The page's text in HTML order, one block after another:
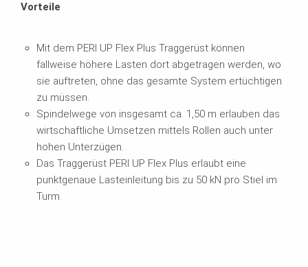
Vorteile
Mit dem PERI UP Flex Plus Traggerüst können
fallweise höhere Lasten dort abgetragen werden, wo
sie auftreten, ohne das gesamte System ertüchtigen
zu müssen.
Spindelwege von insgesamt ca. 1,50 m erlauben das
wirtschaftliche Umsetzen mittels Rollen auch unter
hohen Unterzügen.
Das Traggerüst PERI UP Flex Plus erlaubt eine
punktgenaue Lasteinleitung bis zu 50 kN pro Stiel im
Turm.